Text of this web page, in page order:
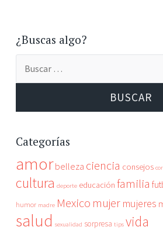
¿Buscas algo?
Categorías
amor belleza ciencia consejos
cultura deporte educación familia
humor madre Mexico mujer mujeres
salud sexualidad sorpresa tips vida